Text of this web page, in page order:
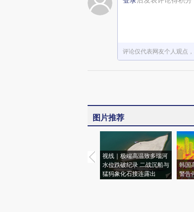
评论仅代表网友个人观点
图片推荐
视线｜极端高温致多瑙河
水位跌破纪录 二战沉船与
猛犸象化石接连露出
韩国
警告